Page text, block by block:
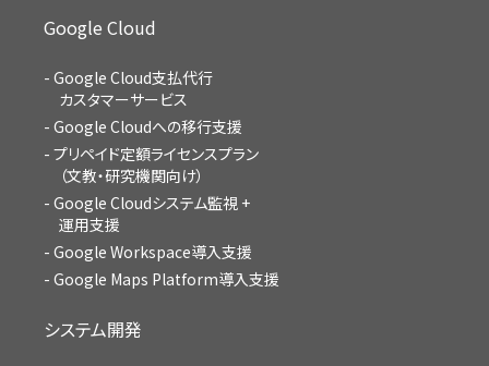
Google Cloud
Google Cloud支払代行
カスタマーサービス
Google Cloudへの移行支援
プリペイド定額ライセンスプラン
（文教・研究機関向け）
Google Cloudシステム監視 +
運用支援
Google Workspace導入支援
Google Maps Platform導入支援
システム開発